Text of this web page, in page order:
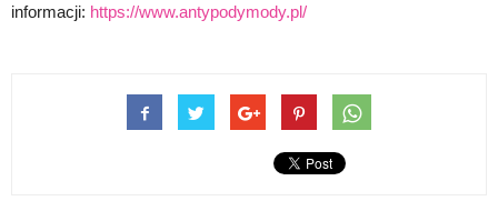
informacji: https://www.antypodymody.pl/